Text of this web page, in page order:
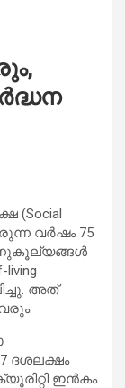
(Social
വർഷം 75
അത്
ദശലക്ഷം
ഇൻകം